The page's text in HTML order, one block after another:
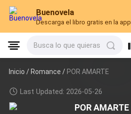
Buenovela
Descarga el libro gratis en la app
Busca lo que quieras
Inicio /Romance / POR AMARTE
Last Updated: 2026-05-26
POR AMARTE